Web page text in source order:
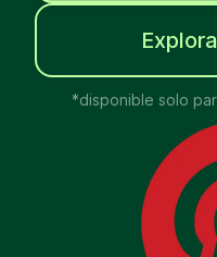
*disponible solo